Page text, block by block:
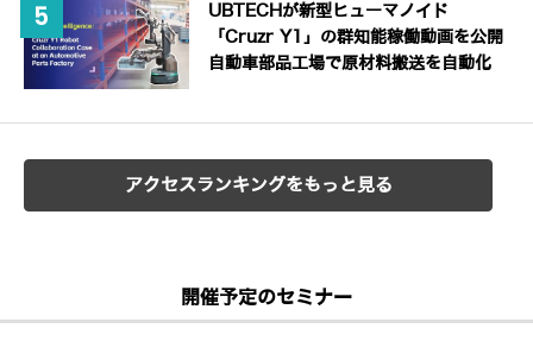
UBTECHが新型ヒューマノイド
「Cruzr Y1」の群知能稼働動画を公開
自動車部品工場で原材料搬送を自動化
アクセスランキングをもっと見る
開催予定のセミナー